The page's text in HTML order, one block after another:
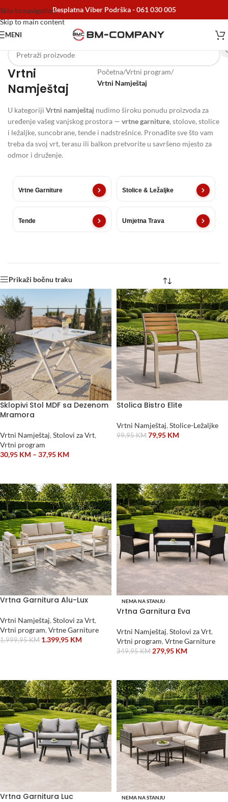
Skip to navigation
Skip to main content
Besplatna Viber Podrška -061 030 005
MENI
Vrtni
Namještaj
Početna/Vrtni program/
Vrtni Namještaj
U kategoriji Vrtni namještaj nudimo široku ponudu proizvoda za
uređenje vašeg vanjskog prostora — vrtne garniture, stolove, stolice
i ležaljke, suncobrane, tende i nadstrešnice. Pronađite sve što vam
treba da svoj vrt, terasu ili balkon pretvorite u savršeno mjesto za
odmor i druženje.
Vrtne Garniture Stolice & Ležaljke
Tende Umjetna Trava
Prikaži bočnu traku
Sklopivi Stol MDF sa Dezenom
Mramora
Vrtni Namještaj, Stolovi za Vrt,
Vrtni program
30,95 KM – 37,95 KM
Stolica Bistro Elite
Vrtni Namještaj, Stolice-Ležaljke
99,95KM 79,95 KM
Vrtna Garnitura Alu-Lux
Vrtni Namještaj, Stolovi za Vrt,
Vrtni program, Vrtne Garniture
1.999,95KM 1.399,95 KM
NEMA NA STANJU
Vrtna Garnitura Eva
Vrtni Namještaj, Stolovi za Vrt,
Vrtni program, Vrtne Garniture
349,95KM 279,95 KM
Vrtna Garnitura Luc NEMA NA STANJU